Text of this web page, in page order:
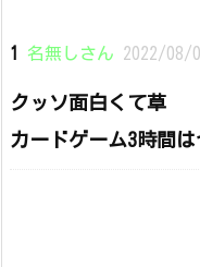
1 名無しさん 2022/08/
クッソ面白くて草
カードゲーム3時間